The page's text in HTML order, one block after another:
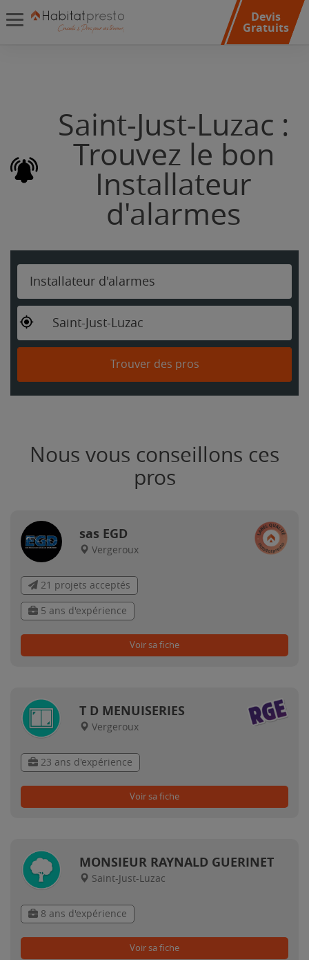
Devis
Gratuits
Saint-Just-Luzac :
Trouvez le bon
Installateur
d'alarmes
Installateur d'alarmes
Saint-Just-Luzac
Trouver des pros
Nous vous conseillons ces
pros
sas EGD
Vergeroux
21 projets acceptés
5 ans d'expérience
Voir sa fiche
T D MENUISERIES
Vergeroux
23 ans d'expérience
Voir sa fiche
MONSIEUR RAYNALD GUERINET
Saint-Just-Luzac
8 ans d'expérience
Voir sa fiche